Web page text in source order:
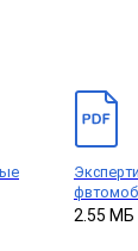
2.55 МБ